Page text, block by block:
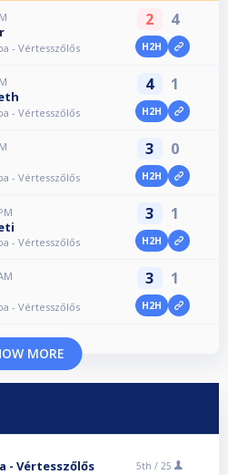
- Vértesszőlős
2 4
H2H
- Vértesszőlős
4 1
H2H
- Vértesszőlős
3 0
H2H
- Vértesszőlős
3 1
H2H
- Vértesszőlős
3 1
H2H
MORE
- Vértesszőlős 5th / 25